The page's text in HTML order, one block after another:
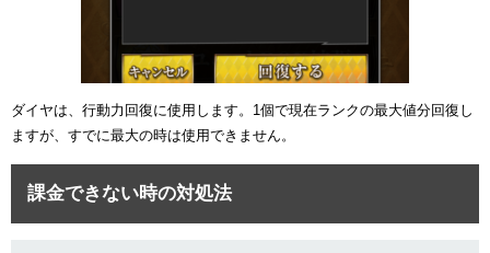
ダイヤは、行動力回復に使用します。1個で現在ランクの最大値分回復し
ますが、すでに最大の時は使用できません。
課金できない時の対処法